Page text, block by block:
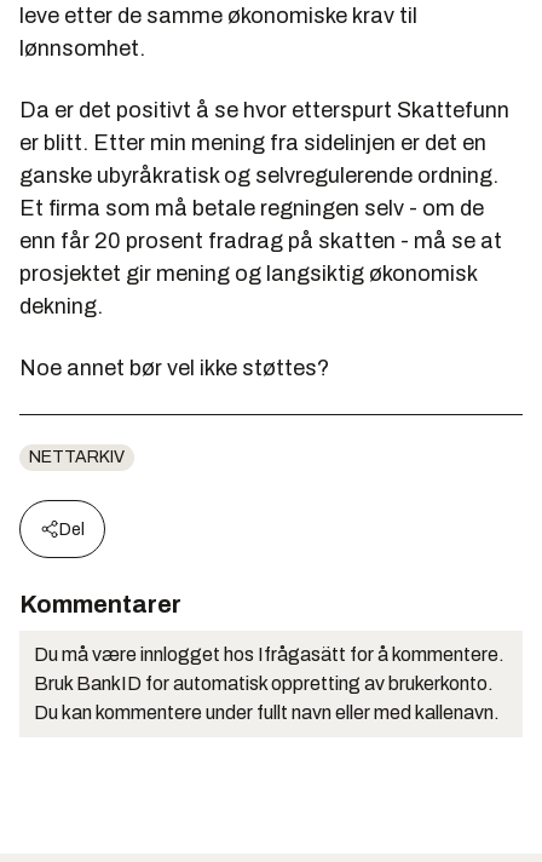
leve etter de samme økonomiske krav til
lønnsomhet.
Da er det positivt å se hvor etterspurt Skattefunn
er blitt. Etter min mening fra sidelinjen er det en
ganske ubyråkratisk og selvregulerende ordning.
Et firma som må betale regningen selv - om de
enn får 20 prosent fradrag på skatten - må se at
prosjektet gir mening og langsiktig økonomisk
dekning.
Noe annet bør vel ikke støttes?
NETTARKIV
Del
Kommentarer
Du må være innlogget hos Ifrågasätt for å kommentere.
Bruk BankID for automatisk oppretting av brukerkonto.
Du kan kommentere under fullt navn eller med kallenavn.